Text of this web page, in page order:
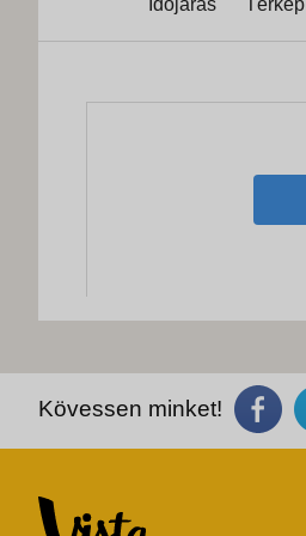
Időjárás Térkép
Kövessen minket!